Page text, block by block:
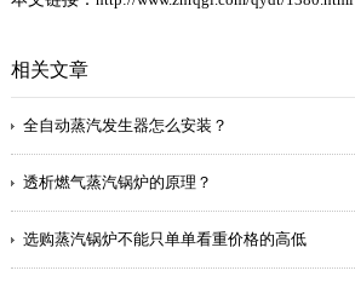
相关文章
全自动蒸汽发生器怎么安装？
透析燃气蒸汽锅炉的原理？
选购蒸汽锅炉不能只单单看重价格的高低